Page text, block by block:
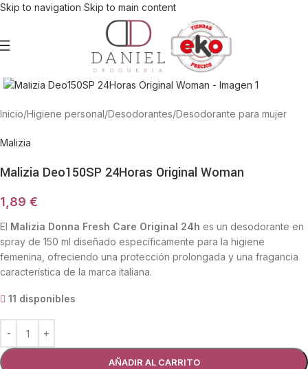
Skip to navigation Skip to main content
Haga Click para agrandar
Inicio/Higiene personal/Desodorantes/Desodorante para mujer
Malizia
Malizia Deo150SP 24Horas Original Woman
1,89 €
El Malizia Donna Fresh Care Original 24h es un desodorante en
spray de 150 ml diseñado específicamente para la higiene
femenina, ofreciendo una protección prolongada y una fragancia
característica de la marca italiana.
11 disponibles
AÑADIR AL CARRITO